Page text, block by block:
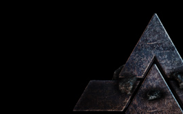
Powered By :